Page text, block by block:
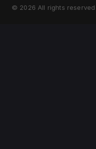
© 2026 All rights reserved